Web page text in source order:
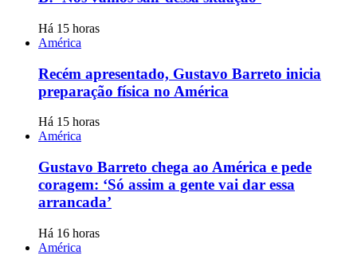
Há 15 horas
América
Recém apresentado, Gustavo Barreto inicia
preparação física no América
Há 15 horas
América
Gustavo Barreto chega ao América e pede
coragem: ‘Só assim a gente vai dar essa
arrancada’
Há 16 horas
América